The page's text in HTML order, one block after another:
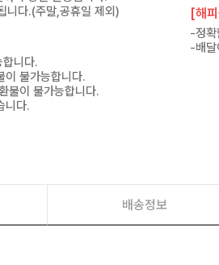
니다.(주말,공휴일 제외)
니다.
이 불가능합니다.
불이 불가능합니다.
니다.
[해
-정확
-배달
배송정보